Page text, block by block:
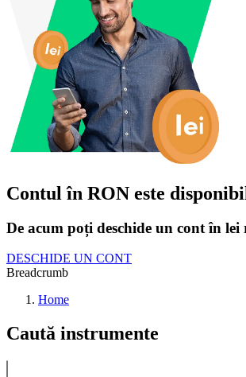
Contul în RON este
De acum poți deschide un cont în lei
DESCHIDE UN CONT
Breadcrumb
Home
Caută instrumente